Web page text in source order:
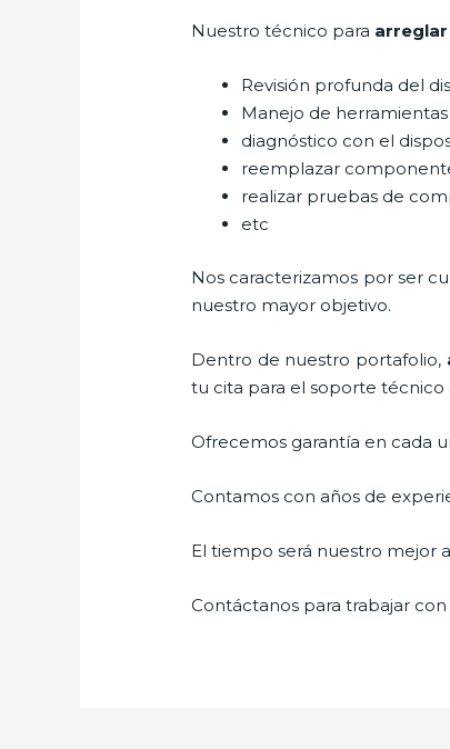
Nuestro técnico para
Revisión profunda del
Manejo de
diagnóstico con el
reemplazar
realizar pruebas de
etc
Nos caracterizamos por ser
nuestro mayor objetivo.
Dentro de nuestro portafolio,
tu cita para el soporte técnico
Ofrecemos garantía en cada
Contamos con años de
El tiempo será nuestro mejor
Contáctanos para trabajar